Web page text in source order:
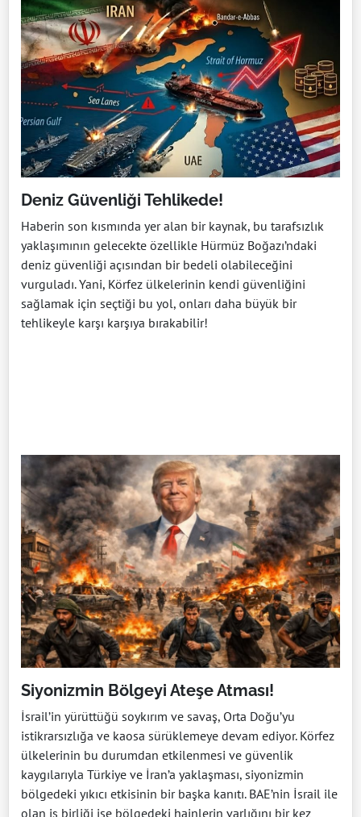
Deniz Güvenliği Tehlikede!
Haberin son kısmında yer alan bir kaynak, bu tarafsızlık
yaklaşımının gelecekte özellikle Hürmüz Boğazı’ndaki
deniz güvenliği açısından bir bedeli olabileceğini
vurguladı. Yani, Körfez ülkelerinin kendi güvenliğini
sağlamak için seçtiği bu yol, onları daha büyük bir
tehlikeyle karşı karşıya bırakabilir!
Siyonizmin Bölgeyi Ateşe Atması!
İsrail’in yürüttüğü soykırım ve savaş, Orta Doğu’yu
istikrarsızlığa ve kaosa sürüklemeye devam ediyor. Körfez
ülkelerinin bu durumdan etkilenmesi ve güvenlik
kaygılarıyla Türkiye ve İran’a yaklaşması, siyonizmin
bölgedeki yıkıcı etkisinin bir başka kanıtı. BAE’nin İsrail ile
olan iş birliği ise bölgedeki hainlerin varlığını bir kez